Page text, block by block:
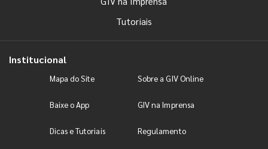
Tutoriais
Institucional
Mapa do Site Sobre a GIV Online
Baixe o App GIV na Imprensa
Dicas e Tutoriais Regulamento